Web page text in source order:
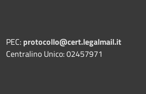
PEC: protocollo@cert.legalmail.it
Centralino Unico: 02457971